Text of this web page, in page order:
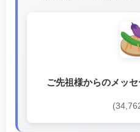
ご先祖様からのメッ